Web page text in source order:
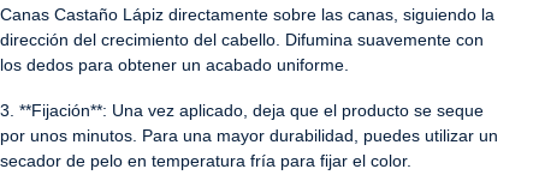
Canas Castaño Lápiz directamente sobre las canas, siguiendo la
dirección del crecimiento del cabello. Difumina suavemente con
los dedos para obtener un acabado uniforme.
3. **Fijación**: Una vez aplicado, deja que el producto se seque
por unos minutos. Para una mayor durabilidad, puedes utilizar un
secador de pelo en temperatura fría para fijar el color.